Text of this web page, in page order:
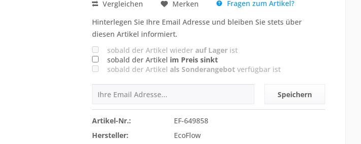
Vergleichen Merken
Fragen zum Artikel?
Hinterlegen Sie Ihre Email Adresse und bleiben Sie stets über
diesen Artikel informiert.
sobald der Artikel wieder auf Lagerist
sobald der Artikel im Preis sinkt
sobald der Artikel als Sonderangebotverfügbar ist
Speichern
Artikel-Nr.:
EF-649858
Hersteller:
EcoFlow